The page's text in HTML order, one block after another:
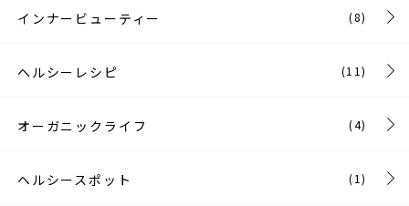
インナービューティー (8)
ヘルシーレシピ (11)
オーガニックライフ (4)
ヘルシースポット (1)